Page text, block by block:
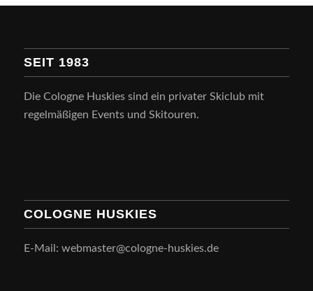
SEIT 1983
Die Cologne Huskies sind ein privater Skiclub mit
regelmäßigen Events und Skitouren.
COLOGNE HUSKIES
E-Mail: webmaster@cologne-huskies.de